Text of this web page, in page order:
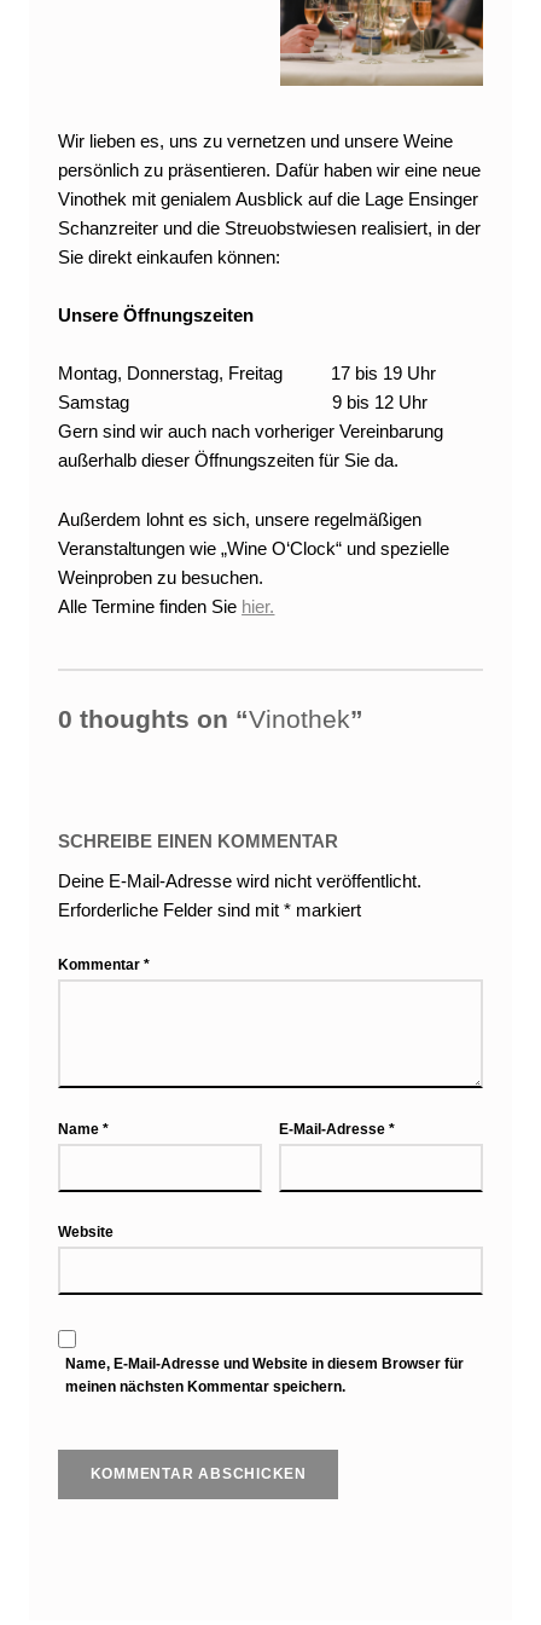
K
Wir lieben es, uns zu vernetzen und unsere Weine
persönlich zu präsentieren. Dafür haben wir eine neue
Vinothek mit genialem Ausblick auf die Lage Ensinger
Schanzreiter und die Streuobstwiesen realisiert, in der
Sie direkt einkaufen können:
Unsere Öffnungszeiten
Montag, Donnerstag, Freitag 17 bis 19 Uhr
Samstag 9 bis 12 Uhr
Gern sind wir auch nach vorheriger Vereinbarung
außerhalb dieser Öffnungszeiten für Sie da.
Außerdem lohnt es sich, unsere regelmäßigen
Veranstaltungen wie „Wine O‘Clock“ und spezielle
Weinproben zu besuchen.
Alle Termine finden Sie hier.
0 thoughts on “Vinothek”
SCHREIBE EINEN KOMMENTAR
Deine E-Mail-Adresse wird nicht veröffentlicht.
Erforderliche Felder sind mit* markiert
Kommentar*
Name* E-Mail-Adresse*
Website
Name, E-Mail-Adresse und Website in diesem Browser für
meinen nächsten Kommentar speichern.